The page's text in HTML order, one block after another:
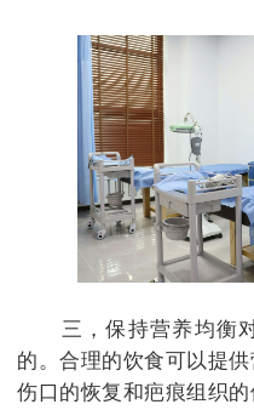
三，保持营养均衡对
的。合理的饮食可以提
伤口的恢复和疤痕组织